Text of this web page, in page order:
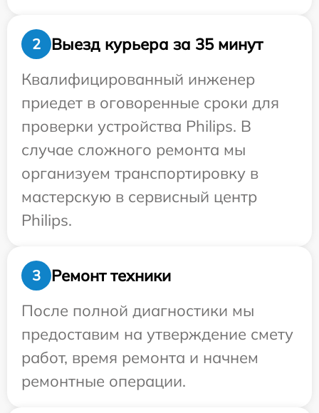
2
Выезд курьера за 35 минут
Квалифицированный инженер
приедет в оговоренные сроки для
проверки устройства Philips. В
случае сложного ремонта мы
организуем транспортировку в
мастерскую в сервисный центр
Philips.
3
Ремонт техники
После полной диагностики мы
предоставим на утверждение смету
работ, время ремонта и начнем
ремонтные операции.